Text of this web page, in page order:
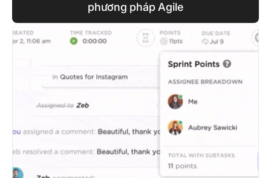
phương pháp Agile